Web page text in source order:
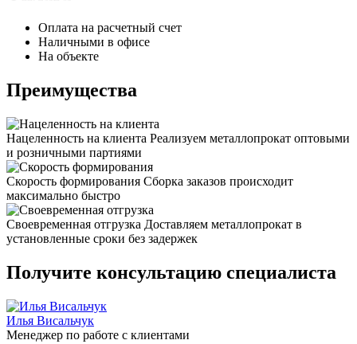
Оплата на расчетный счет
Наличными в офисе
На объекте
Преимущества
Нацеленность на клиента Реализуем металлопрокат оптовыми
и розничными партиями
Скорость формирования Сборка заказов происходит
максимально быстро
Своевременная отгрузка Доставляем металлопрокат в
установленные сроки без задержек
Получите консультацию специалиста
Илья Висальчук
Менеджер по работе с клиентами